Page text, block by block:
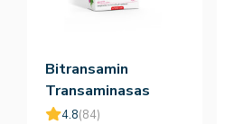
Bitransamin
Transaminasas
Elevadas 60cap
4.8(84)